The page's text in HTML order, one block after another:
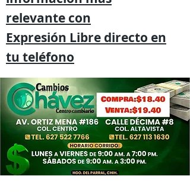
relevante con
Expresión Libre directo en
tu teléfono